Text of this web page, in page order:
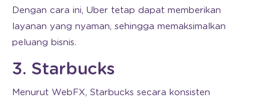
Dengan cara ini, Uber tetap dapat memberikan
layanan yang nyaman, sehingga memaksimalkan
peluang bisnis.
3. Starbucks
Menurut WebFX, Starbucks secara konsisten